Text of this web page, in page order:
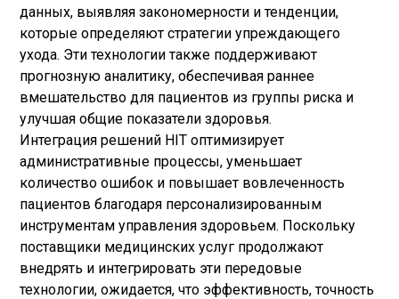
данных, выявляя закономерности и тенденции,
которые определяют стратегии упреждающего
ухода. Эти технологии также поддерживают
прогнозную аналитику, обеспечивая раннее
вмешательство для пациентов из группы риска и
улучшая общие показатели здоровья.
Интеграция решений HIT оптимизирует
административные процессы, уменьшает
количество ошибок и повышает вовлеченность
пациентов благодаря персонализированным
инструментам управления здоровьем. Поскольку
поставщики медицинских услуг продолжают
внедрять и интегрировать эти передовые
технологии, ожидается, что эффективность, точность